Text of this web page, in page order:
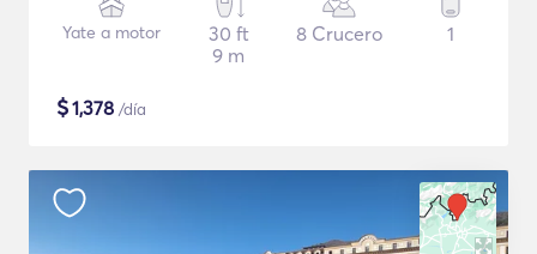
Yate a motor
30 ft
9 m
8 Crucero 1
$1,378 /día